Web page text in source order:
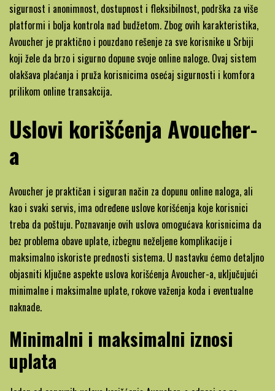
sigurnost i anonimnost, dostupnost i fleksibilnost, podrška za više
platformi i bolja kontrola nad budžetom. Zbog ovih karakteristika,
Avoucher je praktično i pouzdano rešenje za sve korisnike u Srbiji
koji žele da brzo i sigurno dopune svoje online naloge. Ovaj sistem
olakšava plaćanja i pruža korisnicima osećaj sigurnosti i komfora
prilikom online transakcija.
Uslovi korišćenja Avoucher-
a
Avoucher je praktičan i siguran način za dopunu online naloga, ali
kao i svaki servis, ima određene uslove korišćenja koje korisnici
treba da poštuju. Poznavanje ovih uslova omogućava korisnicima da
bez problema obave uplate, izbegnu neželjene komplikacije i
maksimalno iskoriste prednosti sistema. U nastavku ćemo detaljno
objasniti ključne aspekte uslova korišćenja Avoucher-a, uključujući
minimalne i maksimalne uplate, rokove važenja koda i eventualne
naknade.
Minimalni i maksimalni iznosi
uplata